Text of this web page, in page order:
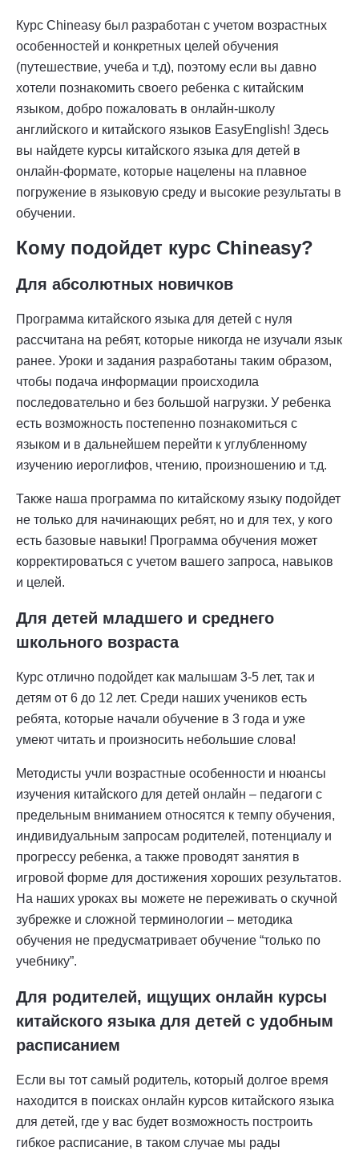
Курс Chineasy был разработан с учетом возрастных
особенностей и конкретных целей обучения
(путешествие, учеба и т.д), поэтому если вы давно
хотели познакомить своего ребенка с китайским
языком, добро пожаловать в онлайн-школу
английского и китайского языков EasyEnglish! Здесь
вы найдете курсы китайского языка для детей в
онлайн-формате, которые нацелены на плавное
погружение в языковую среду и высокие результаты в
обучении.
Кому подойдет курс Chineasy?
Для абсолютных новичков
Программа китайского языка для детей с нуля
рассчитана на ребят, которые никогда не изучали язык
ранее. Уроки и задания разработаны таким образом,
чтобы подача информации происходила
последовательно и без большой нагрузки. У ребенка
есть возможность постепенно познакомиться с
языком и в дальнейшем перейти к углубленному
изучению иероглифов, чтению, произношению и т.д.
Также наша программа по китайскому языку подойдет
не только для начинающих ребят, но и для тех, у кого
есть базовые навыки! Программа обучения может
корректироваться с учетом вашего запроса, навыков
и целей.
Для детей младшего и среднего
школьного возраста
Курс отлично подойдет как малышам 3-5 лет, так и
детям от 6 до 12 лет. Среди наших учеников есть
ребята, которые начали обучение в 3 года и уже
умеют читать и произносить небольшие слова!
Методисты учли возрастные особенности и нюансы
изучения китайского для детей онлайн – педагоги с
предельным вниманием относятся к темпу обучения,
индивидуальным запросам родителей, потенциалу и
прогрессу ребенка, а также проводят занятия в
игровой форме для достижения хороших результатов.
На наших уроках вы можете не переживать о скучной
зубрежке и сложной терминологии – методика
обучения не предусматривает обучение “только по
учебнику”.
Для родителей, ищущих онлайн курсы
китайского языка для детей с удобным
расписанием
Если вы тот самый родитель, который долгое время
находится в поисках онлайн курсов китайского языка
для детей, где у вас будет возможность построить
гибкое расписание, в таком случае мы рады